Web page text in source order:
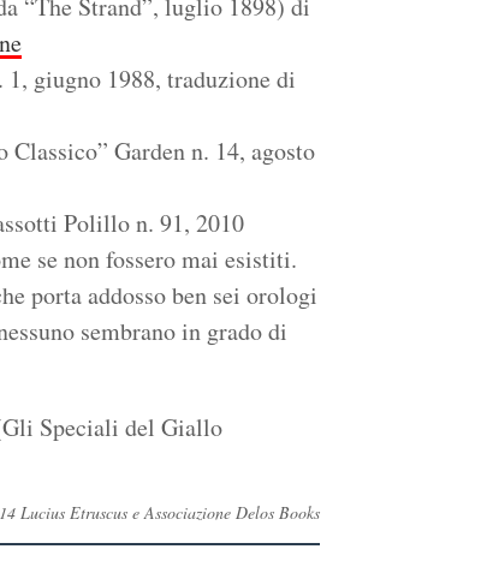
“The Strand”, luglio 1898) di
1, giugno 1988, traduzione di
Garden n. 14, agosto
Polillo n. 91, 2010
se non fossero mai esistiti.
porta addosso ben sei orologi
sembrano in grado di
Speciali del Giallo
Etruscus e Associazione Delos Books